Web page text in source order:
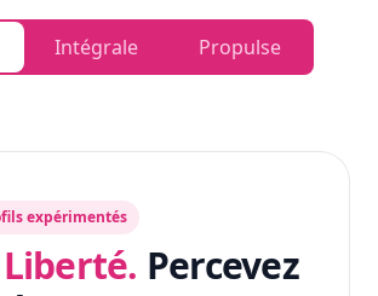
Intégrale Propulse
expérimentés
Percevez